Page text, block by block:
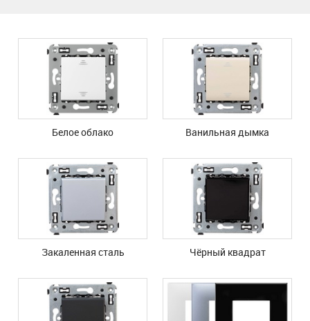
Белое облако Ванильная дымка
Закаленная сталь Чёрный квадрат